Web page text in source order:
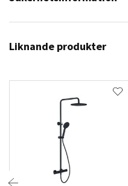
Liknande produkter